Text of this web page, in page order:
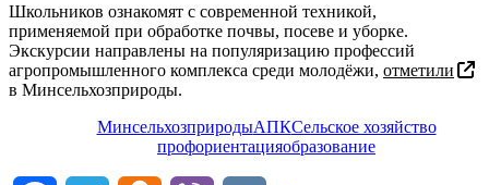
Школьников ознакомят с современной техникой,
применяемой при обработке почвы, посеве и уборке.
Экскурсии направлены на популяризацию профессий
агропромышленного комплекса среди молодёжи, отметили
в Минсельхозприроды.
МинсельхозприродыАПКСельское хозяйство
профориентацияобразование